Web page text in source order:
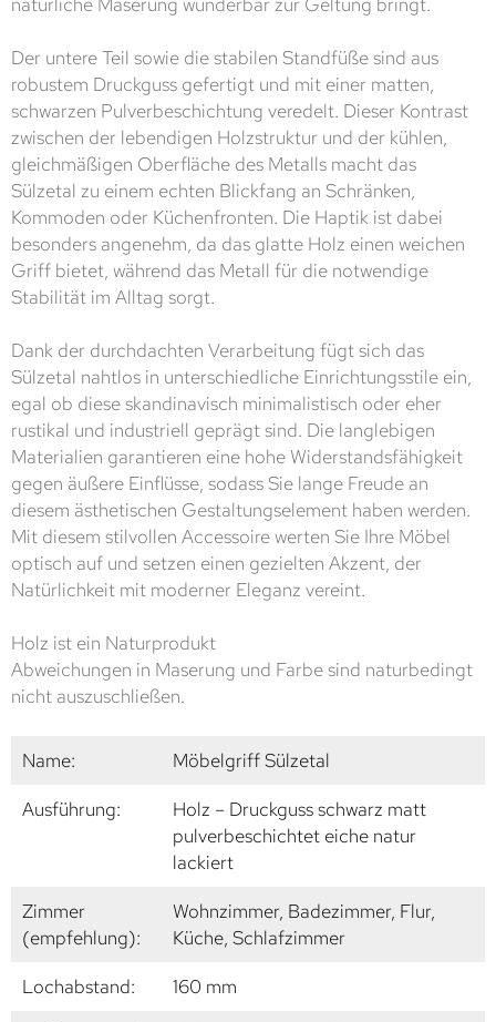
Der untere Teil sowie die stabilen Standfüße sind aus
robustem Druckguss gefertigt und mit einer matten,
schwarzen Pulverbeschichtung veredelt. Dieser Kontrast
zwischen der lebendigen Holzstruktur und der kühlen,
gleichmäßigen Oberfläche des Metalls macht das
Sülzetal zu einem echten Blickfang an Schränken,
Kommoden oder Küchenfronten. Die Haptik ist dabei
besonders angenehm, da das glatte Holz einen weichen
Griff bietet, während das Metall für die notwendige
Stabilität im Alltag sorgt.
Dank der durchdachten Verarbeitung fügt sich das
Sülzetal nahtlos in unterschiedliche Einrichtungsstile ein,
egal ob diese skandinavisch minimalistisch oder eher
rustikal und industriell geprägt sind. Die langlebigen
Materialien garantieren eine hohe Widerstandsfähigkeit
gegen äußere Einflüsse, sodass Sie lange Freude an
diesem ästhetischen Gestaltungselement haben werden.
Mit diesem stilvollen Accessoire werten Sie Ihre Möbel
optisch auf und setzen einen gezielten Akzent, der
Natürlichkeit mit moderner Eleganz vereint.
Holz ist ein Naturprodukt
Abweichungen in Maserung und Farbe sind naturbedingt
nicht auszuschließen.
Name:
Möbelgriff Sülzetal
Ausführung:
Holz – Druckguss schwarz matt
pulverbeschichtet eiche natur
lackiert
Zimmer
(empfehlung):
Wohnzimmer, Badezimmer, Flur,
Küche, Schlafzimmer
Lochabstand:
160 mm